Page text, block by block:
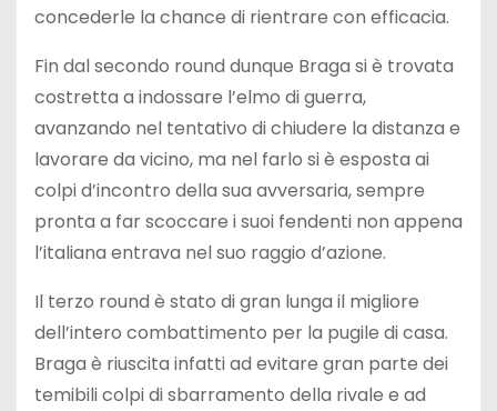
concederle la chance di rientrare con efficacia.
Fin dal secondo round dunque Braga si è trovata
costretta a indossare l’elmo di guerra,
avanzando nel tentativo di chiudere la distanza e
lavorare da vicino, ma nel farlo si è esposta ai
colpi d’incontro della sua avversaria, sempre
pronta a far scoccare i suoi fendenti non appena
l’italiana entrava nel suo raggio d’azione.
Il terzo round è stato di gran lunga il migliore
dell’intero combattimento per la pugile di casa.
Braga è riuscita infatti ad evitare gran parte dei
temibili colpi di sbarramento della rivale e ad